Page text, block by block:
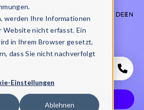
werden Ihre Informationen
Website nicht erfasst. Ein
in Ihrem Browser gesetzt,
dass Sie nicht nachverfolgt
Einstellungen
Ablehnen
DEEN
KURS ANFRAGEN